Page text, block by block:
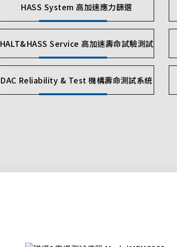
HASS System 高加速應力篩選
HALT&HASS Service 高加速壽命試驗測試
DAC Reliability & Test 機構壽命測試系統